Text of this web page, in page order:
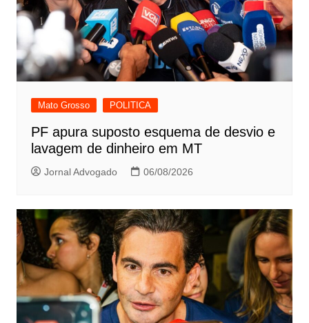
Mato Grosso POLITICA
PF apura suposto esquema de desvio e
lavagem de dinheiro em MT
Jornal Advogado 06/08/2026